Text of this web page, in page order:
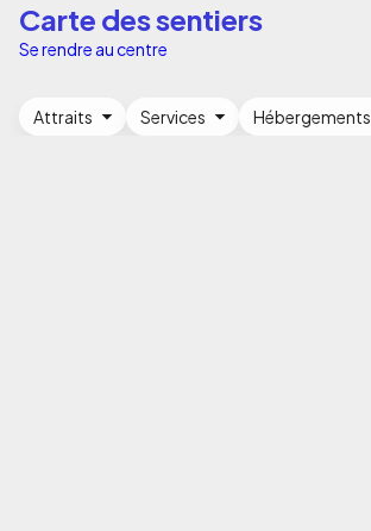
Carte des sentiers
Se rendre au centre
Attraits Services Hébergements